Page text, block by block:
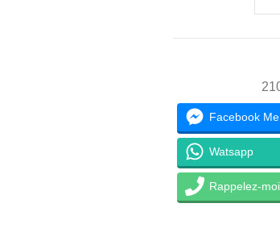
Facebook
Watsapp
Rappelez-moi